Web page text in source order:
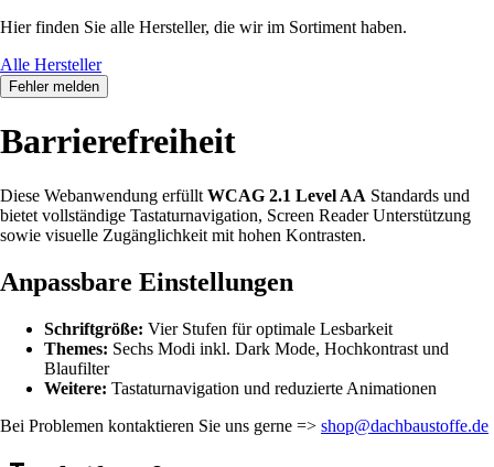
Hier finden Sie alle Hersteller, die wir im Sortiment haben.
Alle Hersteller
Fehler melden
Barrierefreiheit
Diese Webanwendung erfüllt WCAG 2.1 Level AA Standards und
bietet vollständige Tastaturnavigation, Screen Reader Unterstützung
sowie visuelle Zugänglichkeit mit hohen Kontrasten.
Anpassbare Einstellungen
Schriftgröße: Vier Stufen für optimale Lesbarkeit
Themes: Sechs Modi inkl. Dark Mode, Hochkontrast und
Blaufilter
Weitere: Tastaturnavigation und reduzierte Animationen
Bei Problemen kontaktieren Sie uns gerne => shop@dachbaustoffe.de